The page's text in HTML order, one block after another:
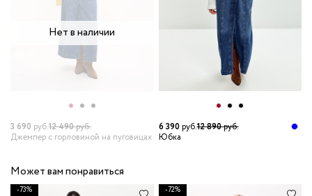
Нет в наличии
3 690 руб.12 490руб.
Джемпер с горловиной на пуговицах
6 390руб.12 890руб.
Юбка
Может вам понравиться
-73% -72%